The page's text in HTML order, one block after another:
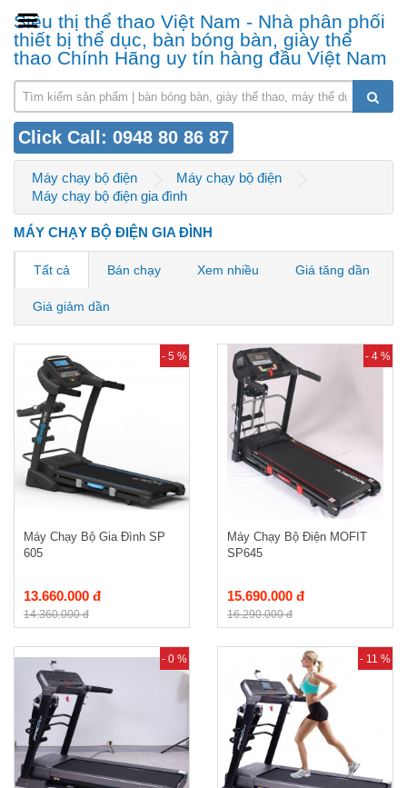
Siêu thị thể thao Việt Nam - Nhà phân phối
thiết bị thể dục, bàn bóng bàn, giày thể
thao Chính Hãng uy tín hàng đầu Việt Nam
Click Call: 0948 80 86 87
Máy chạy bộ điện
Máy chạy bộ điện
Máy chạy bộ điện gia đình
MÁY CHẠY BỘ ĐIỆN GIA ĐÌNH
Tất cả Bán chạy Xem nhiều Giá tăng dần
Giá giảm dần
- 5 %
Máy Chạy Bộ Gia Đình SP
605
13.660.000 đ
14.360.000 đ
- 4 %
Máy Chạy Bộ Điện MOFIT
SP645
15.690.000 đ
16.290.000 đ
- 0 % - 11 %